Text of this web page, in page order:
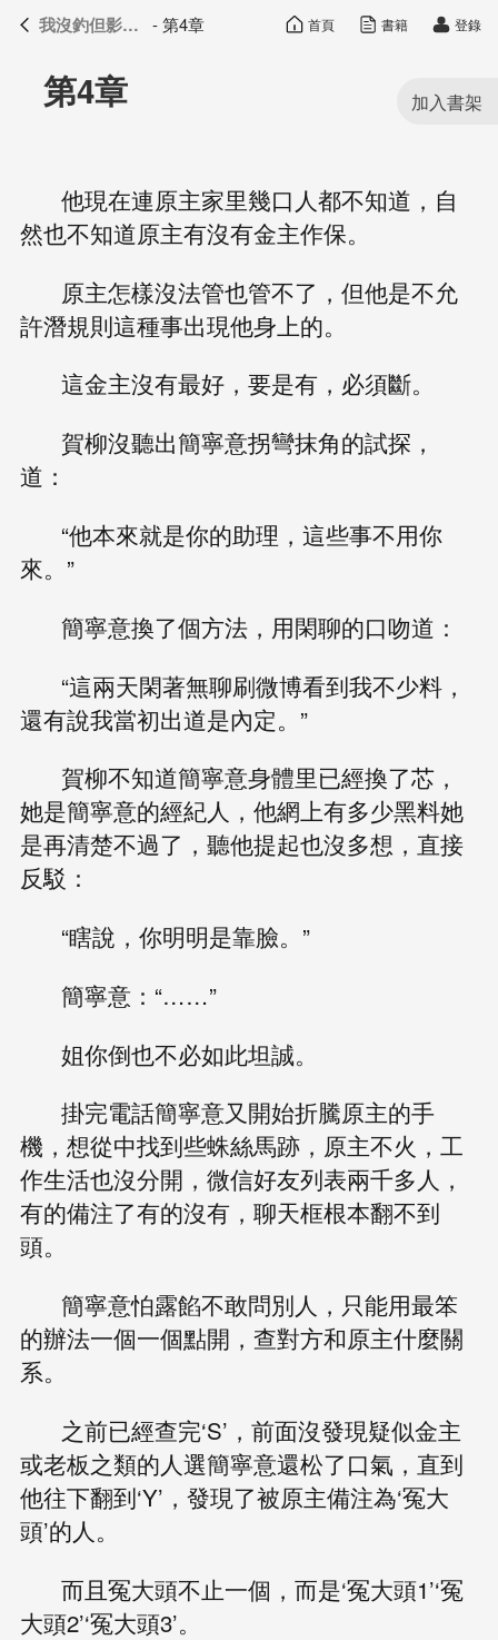
我沒釣但影帝真香了 目錄
第4章
他現在連原主家里幾口人都不知道，自
然也不知道原主有沒有金主作保。
原主怎樣沒法管也管不了，但他是不允
許潛規則這種事出現他身上的。
這金主沒有最好，要是有，必須斷。
賀柳沒聽出簡寧意拐彎抹角的試探，
道：
“他本來就是你的助理，這些事不用你
來。”
簡寧意換了個方法，用閑聊的口吻道：
“這兩天閑著無聊刷微博看到我不少料，
還有說我當初出道是內定。”
賀柳不知道簡寧意身體里已經換了芯，
她是簡寧意的經紀人，他網上有多少黑料她
是再清楚不過了，聽他提起也沒多想，直接
反駁：
“瞎說，你明明是靠臉。”
簡寧意：“……”
姐你倒也不必如此坦誠。
掛完電話簡寧意又開始折騰原主的手
機，想從中找到些蛛絲馬跡，原主不火，工
作生活也沒分開，微信好友列表兩千多人，
有的備注了有的沒有，聊天框根本翻不到
頭。
簡寧意怕露餡不敢問別人，只能用最笨
的辦法一個一個點開，查對方和原主什麼關
系。
之前已經查完‘S’，前面沒發現疑似金主
或老板之類的人選簡寧意還松了口氣，直到
他往下翻到‘Y’，發現了被原主備注為‘冤大
頭’的人。
而且冤大頭不止一個，而是‘冤大頭1’‘冤
大頭2’‘冤大頭3’。
我沒釣但影帝真香了 - 第4章 首頁 書籍 登錄